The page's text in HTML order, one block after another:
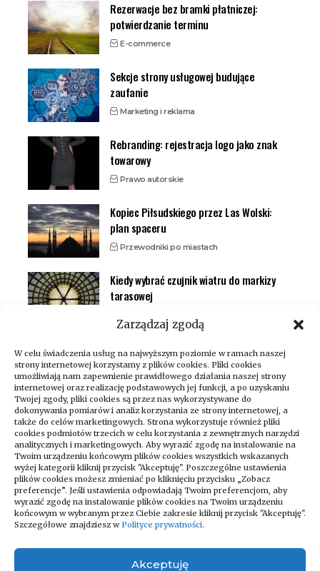
Zarządzaj zgodą
W celu świadczenia usług na najwyższym poziomie w ramach naszej
strony internetowej korzystamy z plików cookies. Pliki cookies
umożliwiają nam zapewnienie prawidłowego działania naszej strony
internetowej oraz realizację podstawowych jej funkcji, a po uzyskaniu
Twojej zgody, pliki cookies są przez nas wykorzystywane do
dokonywania pomiarów i analiz korzystania ze strony internetowej, a
także do celów marketingowych. Strona wykorzystuje również pliki
cookies podmiotów trzecich w celu korzystania z zewnętrznych narzędzi
analitycznych i marketingowych. Aby wyrazić zgodę na instalowanie na
Twoim urządzeniu końcowym plików cookies wszystkich wskazanych
wyżej kategorii kliknij przycisk "Akceptuję". Poszczególne ustawienia
plików cookies możesz zmieniać po kliknięciu przycisku „Zobacz
preferencje”. Jeśli ustawienia odpowiadają Twoim preferencjom, aby
wyrazić zgodę na instalowanie plików cookies na Twoim urządzeniu
końcowym w wybranym przez Ciebie zakresie kliknij przycisk "Akceptuję".
Szczegółowe znajdziesz w Polityce prywatności.
Akceptuję
Rezerwacje bez bramki płatniczej:
potwierdzanie terminu
E-commerce
Sekcje strony usługowej budujące
zaufanie
Marketing i reklama
Rebranding: rejestracja logo jako znak
towarowy
Prawo autorskie
Kopiec Piłsudskiego przez Las Wolski:
plan spaceru
Przewodniki po miastach
Kiedy wybrać czujnik wiatru do markizy
tarasowej
Zapraszamy do odwiedzania naszego
bloga, który codziennie dostarcza
najświeższe newsy na różne tematy!
Niezależnie od tego, czy interesujesz się
podróżami – znajdziesz u nas coś dla